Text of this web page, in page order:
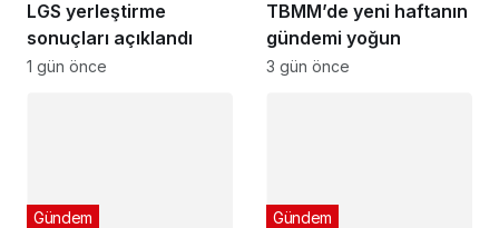
LGS yerleştirme
sonuçları açıklandı
1 gün önce
TBMM’de yeni haftanın
gündemi yoğun
3 gün önce
Gündem Gündem